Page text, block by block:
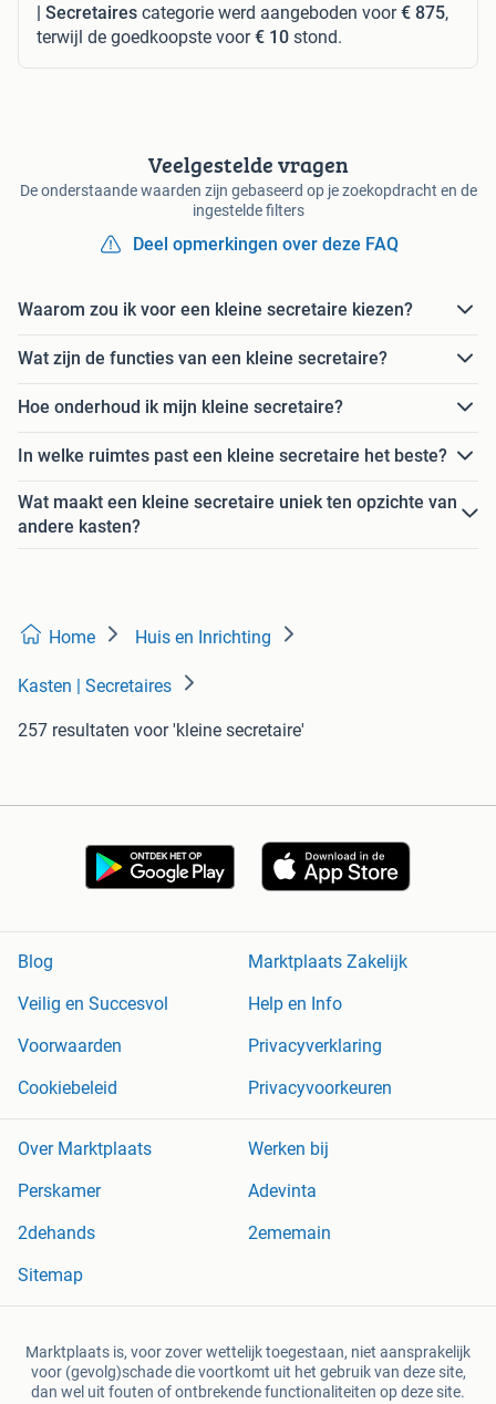
| Secretaires categorie werd aangeboden voor€ 875,
terwijl de goedkoopste voor€ 10 stond.
Veelgestelde vragen
De onderstaande waarden zijn gebaseerd op je zoekopdracht en de
ingestelde filters
Deel opmerkingen over deze FAQ
Waarom zou ik voor een kleine secretaire kiezen?
Wat zijn de functies van een kleine secretaire?
Hoe onderhoud ik mijn kleine secretaire?
In welke ruimtes past een kleine secretaire het beste?
Wat maakt een kleine secretaire uniek ten opzichte van
andere kasten?
Home Huis en Inrichting
Kasten | Secretaires
257 resultaten voor 'kleine secretaire'
Blog
Marktplaats Zakelijk
Veilig en Succesvol
Help en Info
Voorwaarden
Privacyverklaring
Cookiebeleid
Privacyvoorkeuren
Over Marktplaats
Werken bij
Perskamer
Adevinta
2dehands
2ememain
Sitemap
Marktplaats is, voor zover wettelijk toegestaan, niet aansprakelijk
voor (gevolg)schade die voortkomt uit het gebruik van deze site,
dan wel uit fouten of ontbrekende functionaliteiten op deze site.